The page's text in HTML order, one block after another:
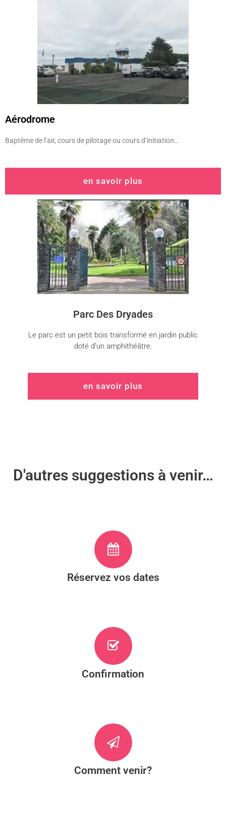
Aérodrome
Baptême de l’air, cours de pilotage ou cours d’initiation…
en savoir plus
Parc Des Dryades
Le parc est un petit bois transformé en jardin public
doté d’un amphithéâtre.
en savoir plus
D'autres suggestions à venir…
Réservez vos dates
Confirmation
Comment venir?